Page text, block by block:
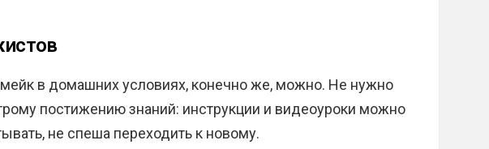
мейк в домашних условиях, конечно же, можно. Не нужно
постижению знаний: инструкции и видеоуроки можно
не спеша переходить к новому.